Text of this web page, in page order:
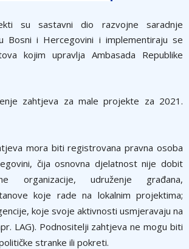
su sastavni dio razvojne saradnje
Bosni i Hercegovini i implementiraju se
kojim upravlja Ambasada Republike
zahtjeva za male projekte za 2021.
mora biti registrovana pravna osoba
čija osnovna djelatnost nije dobit
organizacije, udruženje građana,
koje rade na lokalnim projektima;
koje svoje aktivnosti usmjeravaju na
LAG). Podnositelji zahtjeva ne mogu biti
stranke ili pokreti.